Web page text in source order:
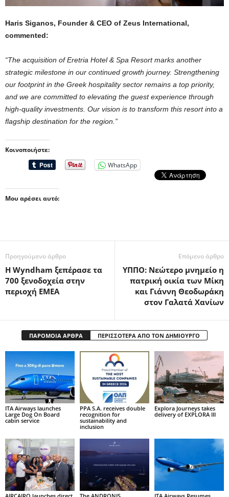
Haris Siganos, Founder & CEO of Zeus International,
commented:
“The acquisition of Eretria Hotel & Spa Resort marks another
strategic milestone in our continued growth journey. Strengthening
our footprint in the Greek hospitality sector remains a top priority,
and we are committed to elevating the guest experience through
high-quality investments. Our vision is to transform this resort into a
flagship destination for the region.”
Κοινοποιήστε:
WhatsApp
Μου αρέσει αυτό:
Προηγούμενο άρθρο
Η Wyndham ξεπέρασε τα
700 ξενοδοχεία στην
περιοχή ΕΜΕΑ
Επόμενο άρθρο
ΥΠΠΟ: Νεώτερο μνημείο η
πατρική οικία των Μίκη
και Γιάννη Θεοδωράκη
στον Γαλατά Χανίων
ΠΑΡΟΜΟΙΑ ΑΡΘΡΑ ΠΕΡΙΣΣΟΤΕΡΑ ΑΠΟ ΤΟΝ ΔΗΜΙΟΥΡΓΟ
ITA Airways launches
Large Dog On Board
cabin service
PPA S.A. receives double
recognition for
sustainability and
inclusion
Explora Journeys takes
delivery of EXPLORA III